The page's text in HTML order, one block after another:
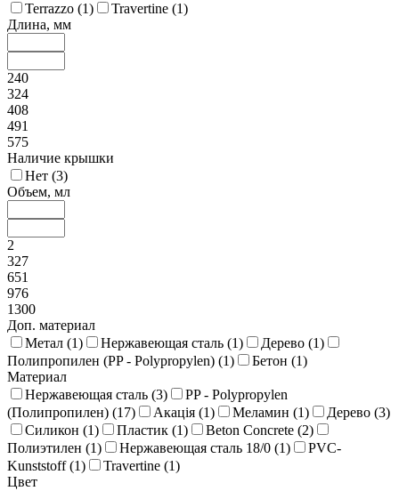
Terrazzo (1) Travertine (1)
Длина, мм
240
324
408
491
575
Наличие крышки
Нет (3)
Объем, мл
2
327
651
976
1300
Доп. материал
Метал (1) Нержавеющая сталь (1) Дерево (1)
Полипропилен (PP - Polypropylen) (1) Бетон (1)
Материал
Нержавеющая сталь (3)
PP - Polypropylen
(Полипропилен) (17) Акація (1) Меламин (1) Дерево (3)
Силикон (1) Пластик (1) Beton Concrete (2)
Полиэтилен (1) Нержавеющая сталь 18/0 (1)
PVC-
Kunststoff (1) Travertine (1)
Цвет